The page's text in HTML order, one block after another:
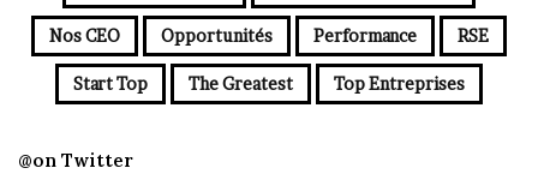
Nos CEO Opportunités Performance RSE
Start Top The Greatest Top Entreprises
@on Twitter